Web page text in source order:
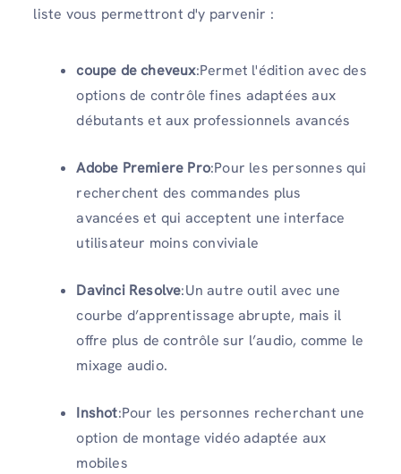
liste vous permettront d'y parvenir :
coupe de cheveux:Permet l'édition avec des
options de contrôle fines adaptées aux
débutants et aux professionnels avancés
Adobe Premiere Pro:Pour les personnes qui
recherchent des commandes plus
avancées et qui acceptent une interface
utilisateur moins conviviale
Davinci Resolve:Un autre outil avec une
courbe d’apprentissage abrupte, mais il
offre plus de contrôle sur l’audio, comme le
mixage audio.
Inshot:Pour les personnes recherchant une
option de montage vidéo adaptée aux
mobiles